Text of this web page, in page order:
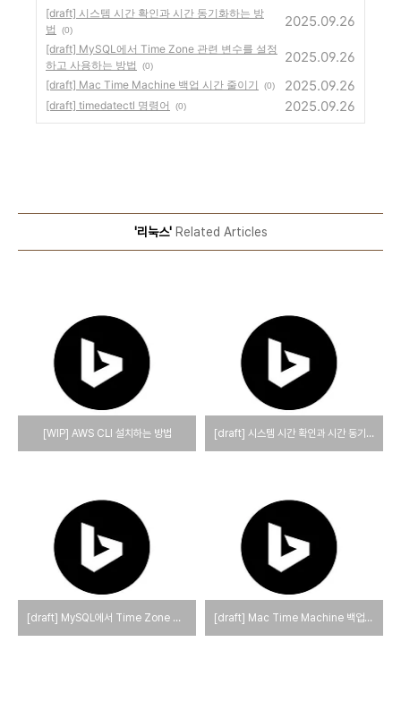
[draft] 시스템 시간 확인과 시간 동기화하는 방
법
(0)
2025.09.26
[draft] MySQL에서 Time Zone 관련 변수를 설정
하고 사용하는 방법
(0)
2025.09.26
[draft] Mac Time Machine 백업 시간 줄이기 (0) 2025.09.26
[draft] timedatectl 명령어 (0) 2025.09.26
'리눅스'Related Articles
[WIP] AWS CLI 설치하는 방법 [draft] 시스템 시간 확인과 시간 동기화하는 방법
[draft] MySQL에서 Time Zone 관련 변수를 설정하고 사용하는 방법 [draft] Mac Time Machine 백업 시간 줄이기